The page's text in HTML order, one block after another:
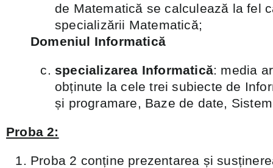
de Matematică se calculează la fel
specializării Matematică;
Domeniul Informatică
specializarea Informatică: media
obținute la cele trei subiecte de
și programare, Baze de date,
Proba 2:
Proba 2 conține prezentarea și